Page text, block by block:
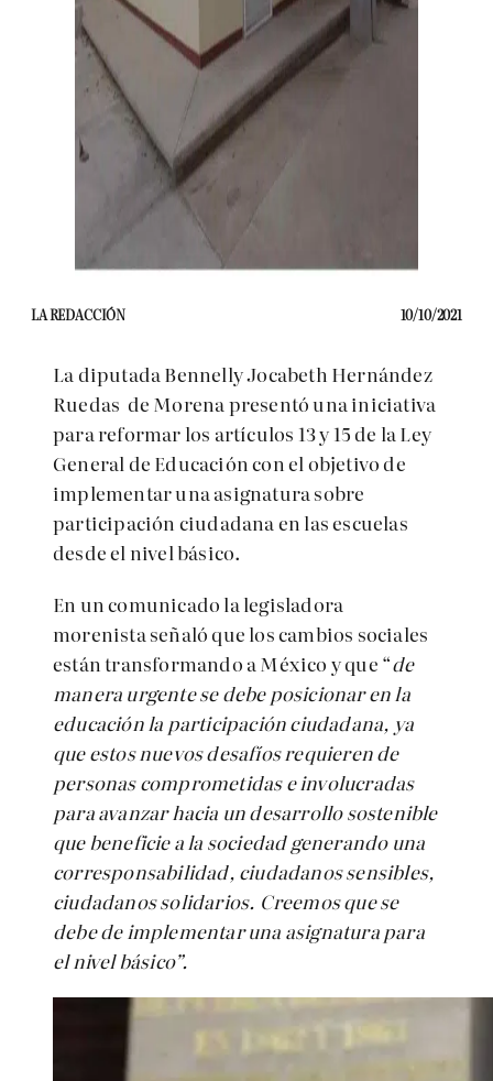
LA REDACCIÓN 10/10/2021
La diputada Bennelly Jocabeth Hernández
Ruedas de Morena presentó una iniciativa
para reformar los artículos 13 y 15 de la Ley
General de Educación con el objetivo de
implementar una asignatura sobre
participación ciudadana en las escuelas
desde el nivel básico.
En un comunicado la legisladora
morenista señaló que los cambios sociales
están transformando a México y que “de
manera urgente se debe posicionar en la
educación la participación ciudadana, ya
que estos nuevos desafíos requieren de
personas comprometidas e involucradas
para avanzar hacia un desarrollo sostenible
que beneficie a la sociedad generando una
corresponsabilidad, ciudadanos sensibles,
ciudadanos solidarios. Creemos que se
debe de implementar una asignatura para
el nivel básico”.